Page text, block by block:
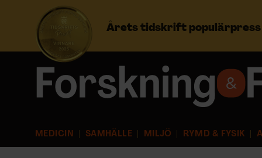
Årets tidskrift populärpress
MEDICIN SAMHÄLLE MILJÖ RYMD & FYSIK
Prenumerera
NYHETSBREV